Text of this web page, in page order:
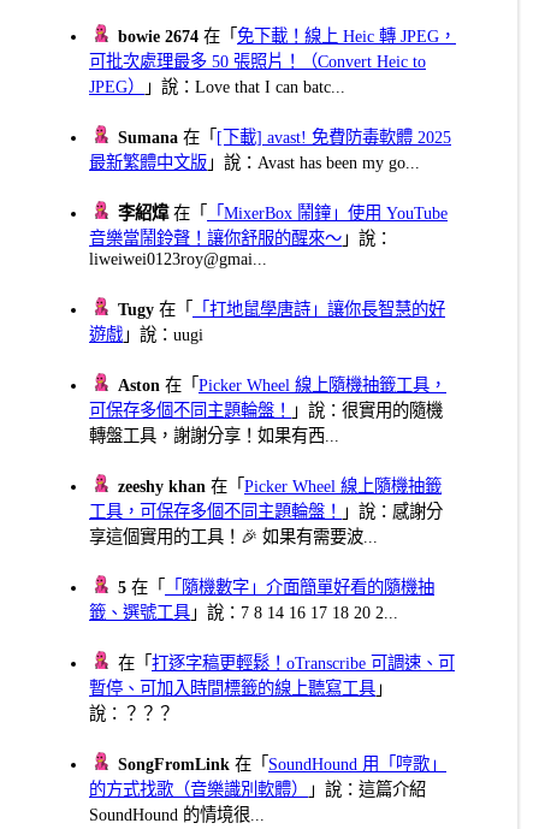
bowie 2674 在「免下載！線上 Heic 轉 JPEG，
可批次處理最多 50 張照片！（Convert Heic to
JPEG）
」說：Love that I can batc...
Sumana 在「 [下載] avast! 免費防毒軟體 2025
最新繁體中文版 」說：Avast has been my go...
李紹煒在「
「MixerBox 鬧鐘」使用 YouTube
音樂當鬧鈴聲！讓你舒服的醒來～ 」說：
liweiwei0123roy@gmai...
Tugy 在「
「打地鼠學唐詩」讓你長智慧的好
遊戲 」說：uugi
Aston 在「Picker Wheel 線上隨機抽籤工具，
可保存多個不同主題輪盤！
」說：很實用的隨機
轉盤工具，謝謝分享！如果有西...
zeeshy khan 在「Picker Wheel 線上隨機抽籤
工具，可保存多個不同主題輪盤！
」說：感謝分
享這個實用的工具！🎉 如果有需要波...
5 在「
「隨機數字」介面簡單好看的隨機抽
籤、選號工具 」說：7 8 14 16 17 18 20 2...
在「打逐字稿更輕鬆！oTranscribe 可調速、可
暫停、可加入時間標籤的線上聽寫工具 」
說：？？？
SongFromLink 在「 SoundHound 用「哼歌」
的方式找歌（音樂識別軟體）
」說：這篇介紹
SoundHound 的情境很...